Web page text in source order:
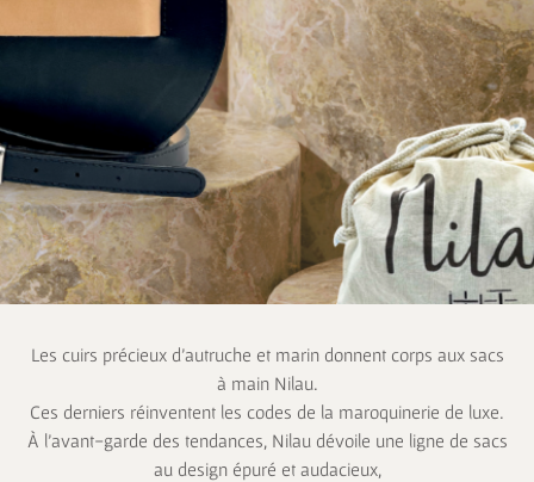
Les cuirs précieux d’autruche et marin donnent corps aux sacs
à main Nilau.
Ces derniers réinventent les codes de la maroquinerie de luxe.
À l’avant-garde des tendances, Nilau dévoile une ligne de sacs
au design épuré et audacieux,